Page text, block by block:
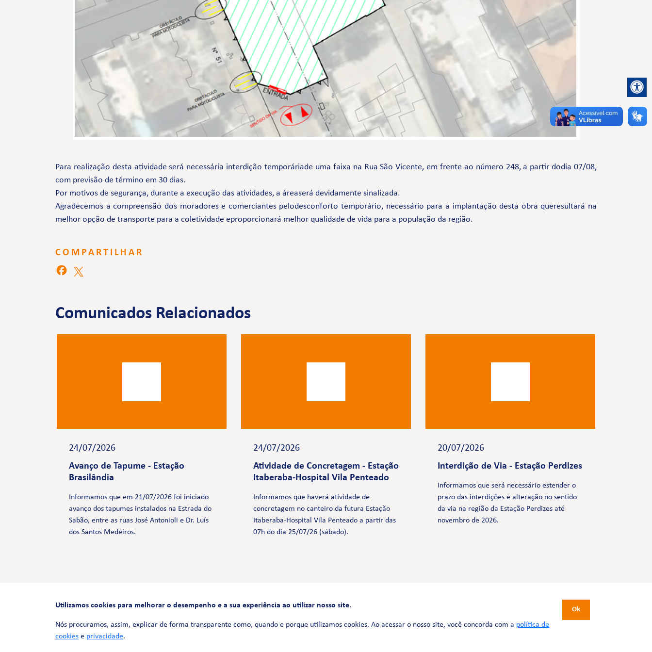
Para realização desta atividade será necessária interdição temporáriade uma faixa na Rua São Vicente, em frente ao número 248, a partir dodia 07/08,
com previsão de término em 30 dias.
Por motivos de segurança, durante a execução das atividades, a áreaserá devidamente sinalizada.
Agradecemos a compreensão dos moradores e comerciantes pelodesconforto temporário, necessário para a implantação desta obra queresultará na
melhor opção de transporte para a coletividade eproporcionará melhor qualidade de vida para a população da região.
COMPARTILHAR
Comunicados Relacionados
24/07/2026
Avanço de Tapume - Estação
Brasilândia
Informamos que em 21/07/2026 foi iniciado
avanço dos tapumes instalados na Estrada do
Sabão, entre as ruas José Antonioli e Dr. Luís
dos Santos Medeiros.
24/07/2026
Atividade de Concretagem - Estação
Itaberaba-Hospital Vila Penteado
Informamos que haverá atividade de
concretagem no canteiro da futura Estação
Itaberaba-Hospital Vila Penteado a partir das
07h do dia 25/07/26 (sábado).
20/07/2026
Interdição de Via - Estação Perdizes
Informamos que será necessário estender o
prazo das interdições e alteração no sentido
da via na região da Estação Perdizes até
novembro de 2026.
FALE CONOSCO
0800 580 3172
Utilizamos cookies para melhorar o desempenho e a sua experiência ao utilizar nosso site.
Nós procuramos, assim, explicar de forma transparente como, quando e porque utilizamos cookies. Ao acessar o nosso site, você concorda com a política de
cookies e privacidade.
Ok